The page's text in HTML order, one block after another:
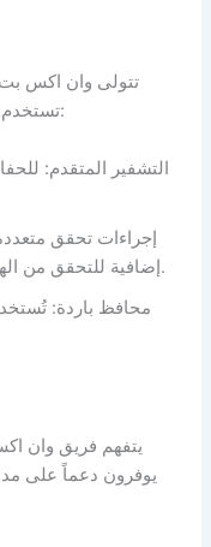
تتولى وان اكس
تستخدم تقنيات حديثة لضمان حماية الأصول، مثل:
التشفير المتقدم:
إجراءات تحقق
إضافية للتحقق من الهوية قبل إجراء عمليات السحب.
محافظ باردة:
يتفهم فريق وان
يوفرون دعماً على